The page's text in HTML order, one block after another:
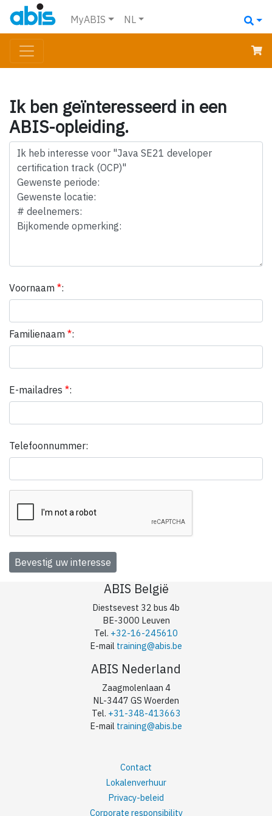
MyABIS NL
Ik ben geïnteresseerd in een
ABIS-opleiding.
Voornaam *:
Familienaam *:
E-mailadres *:
Telefoonnummer:
ABIS België
Diestsevest 32 bus 4b
BE-3000 Leuven
Tel. +32-16-245610
E-mail training@abis.be
ABIS Nederland
Zaagmolenlaan 4
NL-3447 GS Woerden
Tel. +31-348-413663
E-mail training@abis.be
Contact
Lokalenverhuur
Privacy-beleid
Corporate responsibility